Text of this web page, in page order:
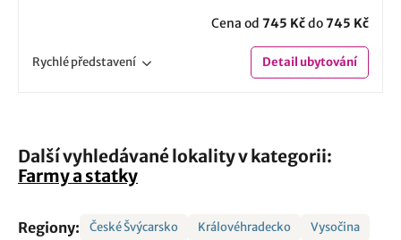
Cena od 745 Kčdo745 Kč
Rychlépředstavení Detailubytování
Další vyhledávané lokality v kategorii:
Farmy a statky
Regiony: České Švýcarsko Královéhradecko
Vysočina